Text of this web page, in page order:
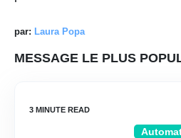
par: Laura Popa
MESSAGE LE PLUS